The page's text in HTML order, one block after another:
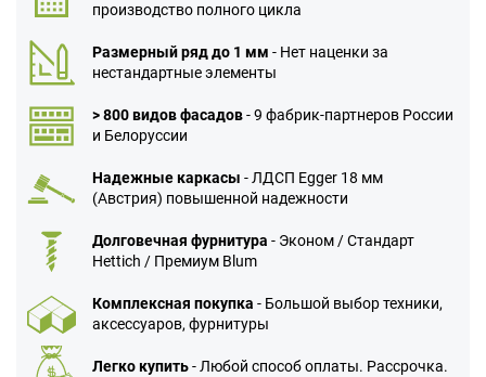
производство полного цикла
Размерный ряд до 1 мм - Нет наценки за
нестандартные элементы
> 800 видов фасадов- 9 фабрик-партнеров России
и Белоруссии
Надежные каркасы - ЛДСП Egger 18 мм
(Австрия) повышенной надежности
Долговечная фурнитура - Эконом / Стандарт
Hettich / Премиум Blum
Комплексная покупка - Большой выбор техники,
аксессуаров, фурнитуры
Легко купить- Любой способ оплаты. Рассрочка.